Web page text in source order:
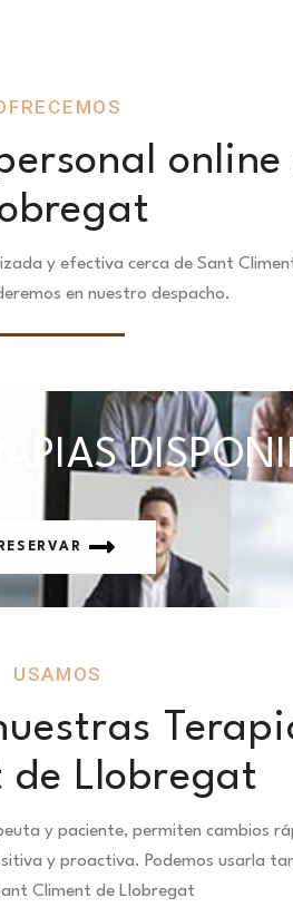
y efectiva cerca de Sant
en nuestro despacho.
RESERVAR
USAMOS
de Llobregat
y paciente, permiten cambios
y proactiva. Podemos usarla
Climent de Llobregat